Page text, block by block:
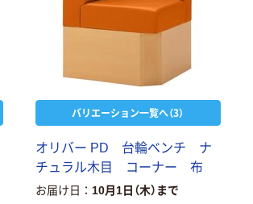
バリエーション一覧へ（3）
オリバー PD 台輪ベンチ ナ
チュラル木目 コーナー 布
お届け日 10月1日（木）まで